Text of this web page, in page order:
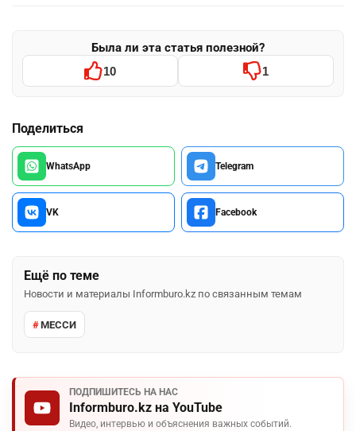
Была ли эта статья полезной?
10 1
Поделиться
WhatsApp Telegram
VK Facebook
Ещё по теме
Новости и материалы Informburo.kz по связанным темам
МЕССИ
ПОДПИШИТЕСЬ НА НАС
Informburo.kz на YouTube
Видео, интервью и объяснения важных событий.